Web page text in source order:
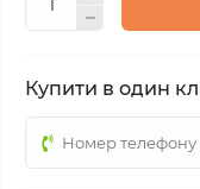
Купити в один